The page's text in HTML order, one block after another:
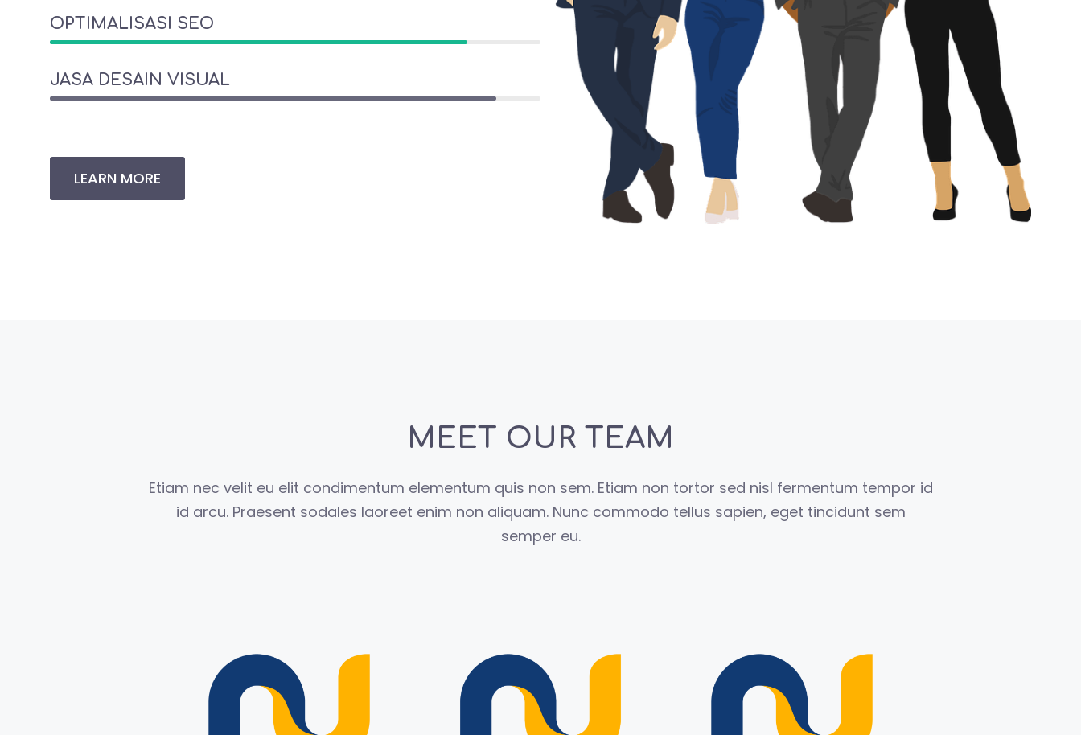
OPTIMALISASI SEO
JASA DESAIN VISUAL
LEARN MORE
MEET OUR TEAM
Etiam nec velit eu elit condimentum elementum quis non sem. Etiam non tortor sed nisl fermentum tempor id
id arcu. Praesent sodales laoreet enim non aliquam. Nunc commodo tellus sapien, eget tincidunt sem
semper eu.